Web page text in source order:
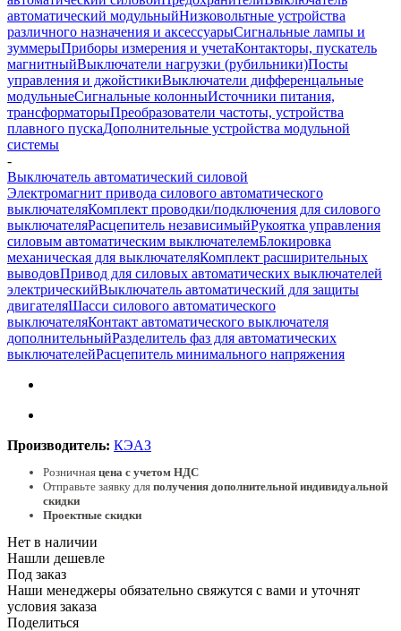
автоматический модульныйНизковольтные устройства
различного назначения и аксессуарыСигнальные лампы и
зуммерыПриборы измерения и учетаКонтакторы, пускатель
магнитныйВыключатели нагрузки (рубильники)Посты
управления и джойстикиВыключатели дифференцальные
модульныеСигнальные колонныИсточники питания,
трансформаторыПреобразователи частоты, устройства
плавного пускаДополнительные устройства модульной
системы
-
Выключатель автоматический силовой
Электромагнит привода силового автоматического
выключателяКомплект проводки/подключения для силового
выключателяРасцепитель независимыйРукоятка управления
силовым автоматическим выключателемБлокировка
механическая для выключателяКомплект расширительных
выводовПривод для силовых автоматических выключателей
электрическийВыключатель автоматический для защиты
двигателяШасси силового автоматического
выключателяКонтакт автоматического выключателя
дополнительныйРазделитель фаз для автоматических
выключателейРасцепитель минимального напряжения
Производитель: КЭАЗ
Розничная цена с учетом НДС
Отправьте заявку для получения дополнительной индивидуальной
скидки
Проектные скидки
Нет в наличии
Нашли дешевле
Под заказ
Наши менеджеры обязательно свяжутся с вами и уточнят
условия заказа
Поделиться